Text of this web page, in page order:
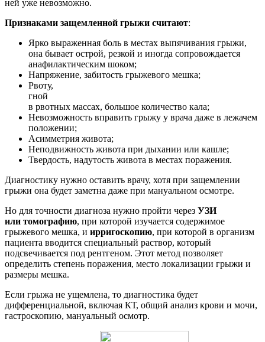
ней уже невозможно.
Признаками защемленной грыжи считают:
Ярко выраженная боль в местах выпячивания грыжи,
она бывает острой, резкой и иногда сопровождается
анафилактическим шоком;
Напряжение, забитость грыжевого мешка;
Рвоту,
гной
в рвотных массах, большое количество кала;
Невозможность вправить грыжу у врача даже в лежачем
положении;
Асимметрия живота;
Неподвижность живота при дыхании или кашле;
Твердость, надутость живота в местах поражения.
Диагностику нужно оставить врачу, хотя при защемлении
грыжи она будет заметна даже при мануальном осмотре.
Но для точности диагноза нужно пройти через УЗИ
или томографию, при которой изучается содержимое
грыжевого мешка, и ирригоскопию, при которой в организм
пациента вводится специальный раствор, который
подсвечивается под рентгеном. Этот метод позволяет
определить степень поражения, место локализации грыжи и
размеры мешка.
Если грыжа не ущемлена, то диагностика будет
дифференциальной, включая КТ, общий анализ крови и мочи,
гастроскопию, мануальный осмотр.